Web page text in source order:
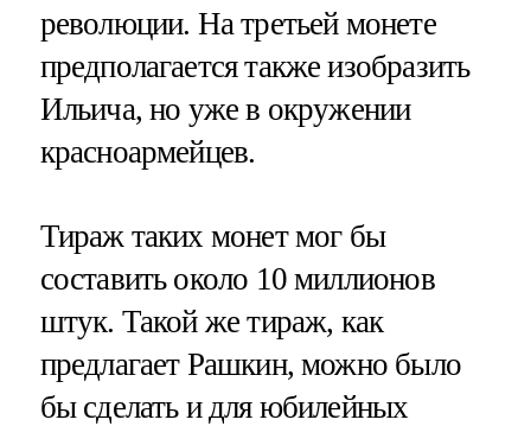
революции. На третьей монете
предполагается также изобразить
Ильича, но уже в окружении
красноармейцев.
Тираж таких монет мог бы
составить около 10 миллионов
штук. Такой же тираж, как
предлагает Рашкин, можно было
бы сделать и для юбилейных